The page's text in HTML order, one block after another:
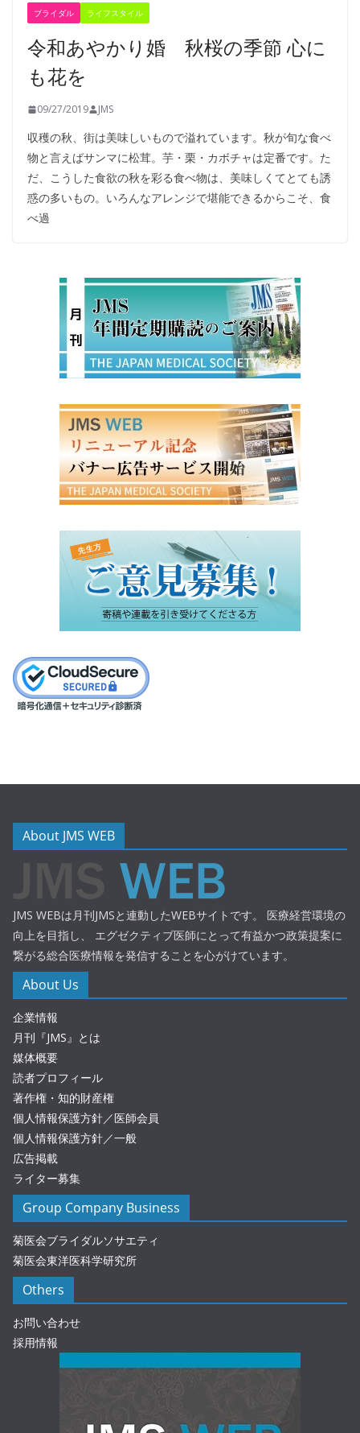
ブライダル ライフスタイル
令和あやかり婚 秋桜の季節 心に
も花を
09/27/2019 JMS
収穫の秋、街は美味しいもので溢れています。秋が旬な食べ
物と言えばサンマに松茸。芋・栗・カボチャは定番です。た
だ、こうした食欲の秋を彩る食べ物は、美味しくてとても誘
惑の多いもの。いろんなアレンジで堪能できるからこそ、食
べ過
About JMS WEB
JMS WEBは月刊JMSと連動したWEBサイトです。 医療経営環境の
向上を目指し、 エグゼクティブ医師にとって有益かつ政策提案に
繋がる総合医療情報を発信することを心がけています。
About Us
企業情報
月刊『JMS』とは
媒体概要
読者プロフィール
著作権・知的財産権
個人情報保護方針／医師会員
個人情報保護方針／一般
広告掲載
ライター募集
Group Company Business
菊医会ブライダルソサエティ
菊医会東洋医科学研究所
Others
お問い合わせ
採用情報